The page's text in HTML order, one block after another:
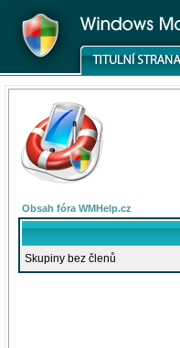
Obsah fóra WMHelp.cz
Skupiny bez členů